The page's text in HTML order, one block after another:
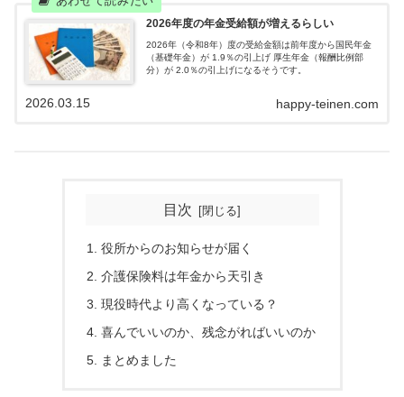
2026年度の年金受給額が増えるらしい
2026年（令和8年）度の受給金額は前年度から国民年金
（基礎年金）が 1.9％の引上げ 厚生年金（報酬比例部
分）が 2.0％の引上げになるそうです。
happy-teinen.com
2026.03.15
目次
役所からのお知らせが届く
介護保険料は年金から天引き
現役時代より高くなっている？
喜んでいいのか、残念がればいいのか
まとめました